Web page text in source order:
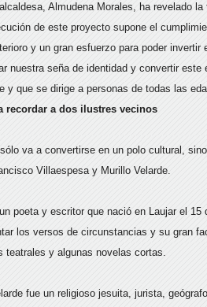
Almudena Morales, ha revelado
de este proyecto supone el
y un gran esfuerzo para poder
nuestra seña de identidad y convertir
y que se dirige a personas de todas las
recordar a dos ilustres vecinos
va a convertirse en un polo cultural,
Villaespesa y Murillo Velarde.
poeta y escritor que nació en Laujar el
los versos de circunstancias y su gran
teatrales y algunas novelas cortas.
fue un religioso jesuita, jurista,